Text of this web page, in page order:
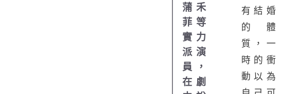
蒲禾
菲等
實力
派演
員，
在劇
有結婚
的體
質，一
時的衝
動以為